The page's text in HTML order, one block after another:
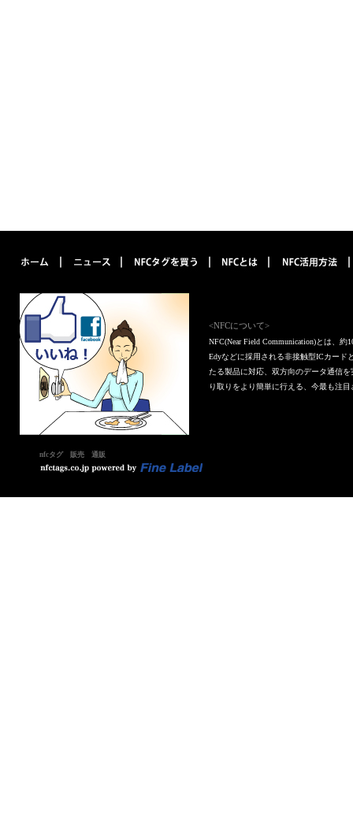
<NFCについて>
NFC(Near Field Communication)とは、
Edyなどに採用される非接触型ICカード
たる製品に対応、双方向のデータ通信
り取りをより簡単に行える、今最も注
nfcタグ 販売 通販